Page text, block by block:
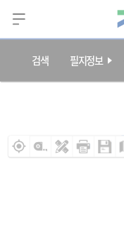
검색 필지정보